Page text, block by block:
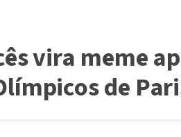
vira meme
de